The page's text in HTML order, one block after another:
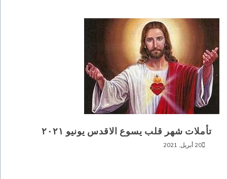
تأملات شهر قلب يسوع الاقدس يونيو ٢٠٢١
20 أبريل, 2021